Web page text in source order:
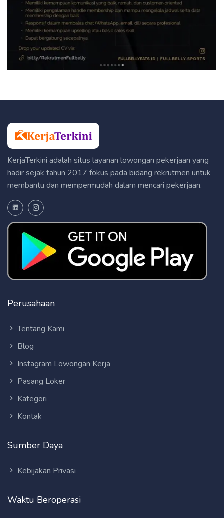
KerjaTerkini adalah situs layanan lowongan pekerjaan yang
hadir sejak tahun 2017 fokus pada bidang rekrutmen untuk
membantu dan mempermudah dalam mencari pekerjaan.
Perusahaan
Tentang Kami
Blog
Instagram Lowongan Kerja
Pasang Loker
Kategori
Kontak
Sumber Daya
Kebijakan Privasi
Waktu Beroperasi